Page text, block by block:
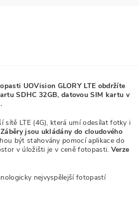
UOVision GLORY LTE obdržíte
SDHC 32GB, datovou SIM kartu v
sítě LTE (4G), která umí odesílat fotky i
Záběry jsou ukládány do cloudového
být stahovány pomocí aplikace do
v úložišti je v ceně fotopasti. Verze
nejvyspělejší fotopastí